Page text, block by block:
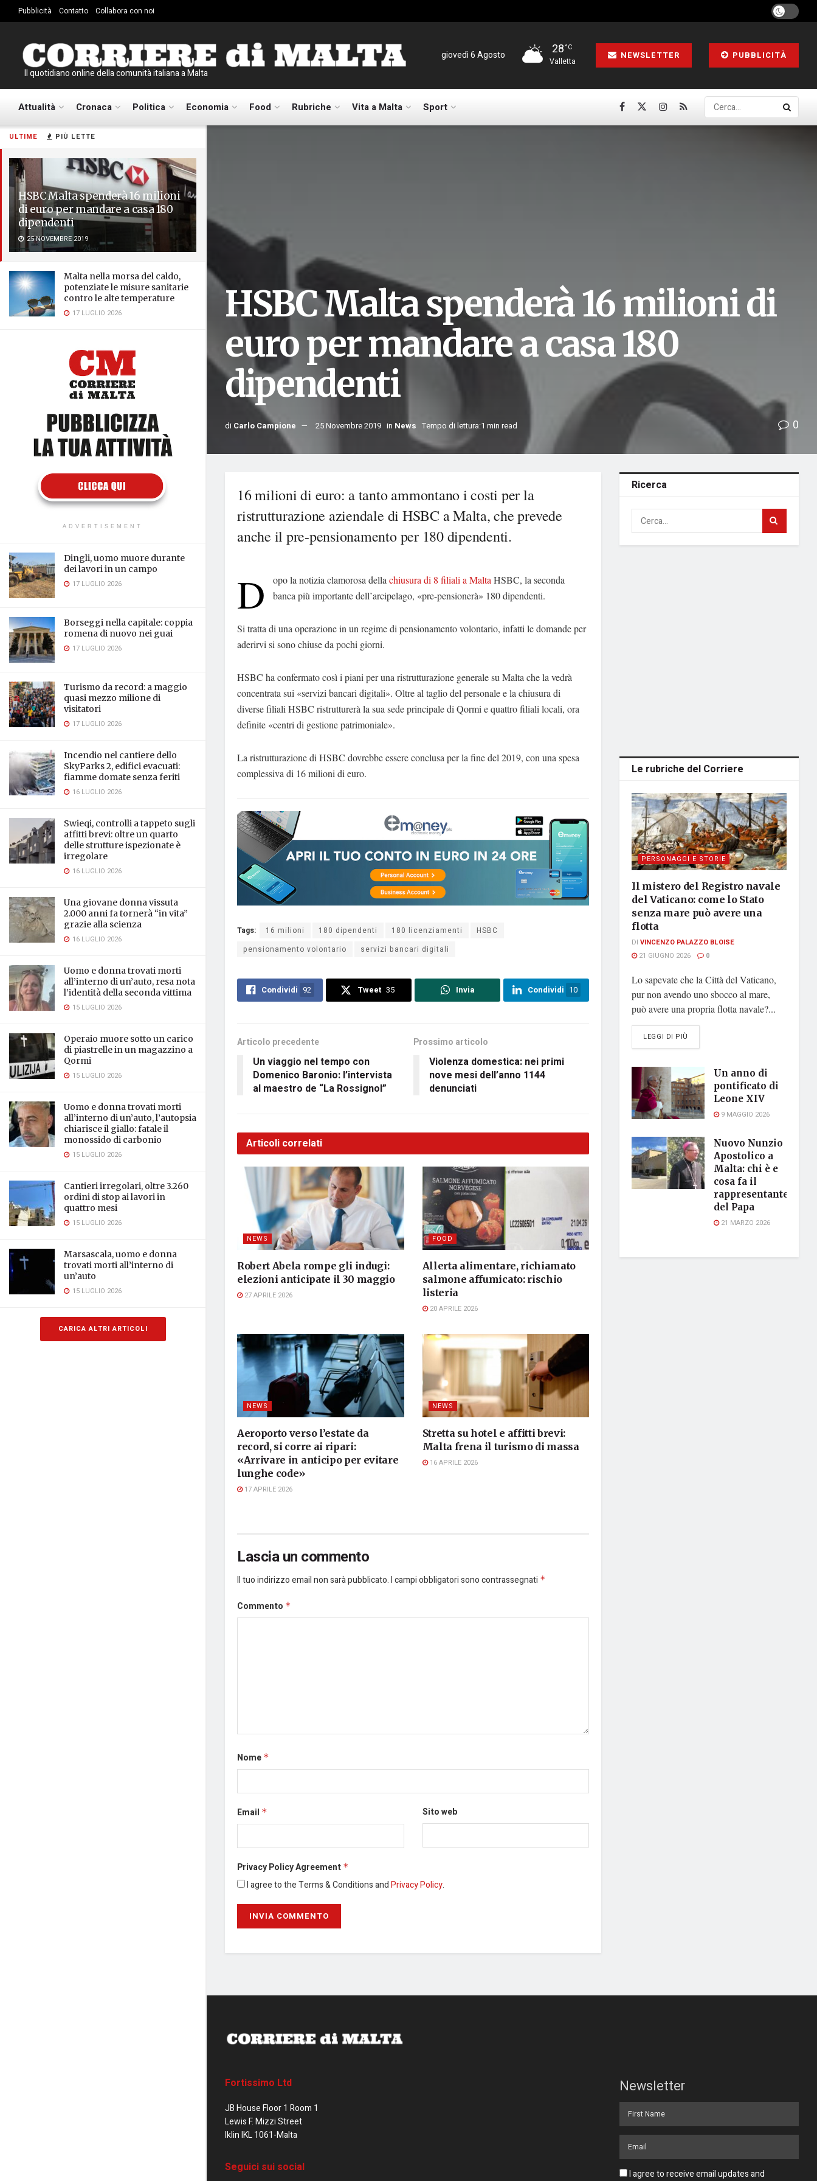
ULTIME PIÙ LETTE
HSBC Malta spenderà 16 milioni
di euro per mandare a casa 180
dipendenti
25 NOVEMBRE 2019
Malta nella morsa del caldo,
potenziate le misure sanitarie
contro le alte temperature
17 LUGLIO 2026
ADVERTISEMENT
Dingli, uomo muore durante
dei lavori in un campo
17 LUGLIO 2026
Borseggi nella capitale: coppia
romena di nuovo nei guai
17 LUGLIO 2026
Turismo da record: a maggio
quasi mezzo milione di
visitatori
17 LUGLIO 2026
Incendio nel cantiere dello
SkyParks 2, edifici evacuati:
fiamme domate senza feriti
16 LUGLIO 2026
Swieqi, controlli a tappeto sugli
affitti brevi: oltre un quarto
delle strutture ispezionate è
irregolare
16 LUGLIO 2026
Una giovane donna vissuta
2.000 anni fa tornerà “in vita”
grazie alla scienza
16 LUGLIO 2026
Uomo e donna trovati morti
all’interno di un’auto, resa nota
l’identità della seconda vittima
15 LUGLIO 2026
Operaio muore sotto un carico
di piastrelle in un magazzino a
Qormi
15 LUGLIO 2026
Uomo e donna trovati morti
all’interno di un’auto, l’autopsia
chiarisce il giallo: fatale il
monossido di carbonio
15 LUGLIO 2026
Cantieri irregolari, oltre 3.260
ordini di stop ai lavori in
quattro mesi
15 LUGLIO 2026
Marsascala, uomo e donna
trovati morti all’interno di
un’auto
15 LUGLIO 2026
CARICA ALTRI ARTICOLI
Pubblicità Contatto Collabora con noi
Il quotidiano online della comunità italiana a Malta
giovedì 6 Agosto 28°C
Valletta
NEWSLETTER PUBBLICITÀ
Attualità Cronaca Politica Economia Food Rubriche Vita a Malta Sport
HSBC Malta spenderà 16 milioni di
euro per mandare a casa 180
dipendenti
di Carlo Campione 25 Novembre 2019 in News Tempo di lettura:1 min read 0
16 milioni di euro: a tanto ammontano i costi per la
ristrutturazione aziendale di HSBC a Malta, che prevede
anche il pre-pensionamento per 180 dipendenti.
D opo la notizia clamorosa della chiusura di 8 filiali a Malta HSBC, la seconda
banca più importante dell’arcipelago, «pre-pensionerà» 180 dipendenti.
Si tratta di una operazione in un regime di pensionamento volontario, infatti le domande per
aderirvi si sono chiuse da pochi giorni.
HSBC ha confermato così i piani per una ristrutturazione generale su Malta che la vedrà
concentrata sui «servizi bancari digitali». Oltre al taglio del personale e la chiusura di
diverse filiali HSBC ristrutturerà la sua sede principale di Qormi e quattro filiali locali, ora
definite «centri di gestione patrimoniale».
La ristrutturazione di HSBC dovrebbe essere conclusa per la fine del 2019, con una spesa
complessiva di 16 milioni di euro.
Tags: 16 milioni 180 dipendenti 180 licenziamenti
HSBC
pensionamento volontario
servizi bancari digitali
Condividi 92 Tweet 35 Invia Condividi 10
Articolo precedente
Un viaggio nel tempo con
Domenico Baronio: l’intervista
al maestro de “La Rossignol”
Prossimo articolo
Violenza domestica: nei primi
nove mesi dell’anno 1144
denunciati
Articoli correlati
NEWS
Robert Abela rompe gli indugi:
elezioni anticipate il 30 maggio
27 APRILE 2026
FOOD
Allerta alimentare, richiamato
salmone affumicato: rischio
listeria
20 APRILE 2026
NEWS
Aeroporto verso l’estate da
record, si corre ai ripari:
«Arrivare in anticipo per evitare
lunghe code»
17 APRILE 2026
NEWS
Stretta su hotel e affitti brevi:
Malta frena il turismo di massa
16 APRILE 2026
Lascia un commento
Il tuo indirizzo email non sarà pubblicato.I campi obbligatori sono contrassegnati *
Commento *
Nome *
Email * Sito web
Privacy Policy Agreement *
I agree to the Terms & Conditions andPrivacy Policy.
Ricerca
Le rubriche del Corriere
PERSONAGGI E STORIE
Il mistero del Registro navale
del Vaticano: come lo Stato
senza mare può avere una
flotta
DI VINCENZO PALAZZO BLOISE
21 GIUGNO 2026
0
Lo sapevate che la Città del Vaticano,
pur non avendo uno sbocco al mare,
può avere una propria flotta navale?...
LEGGI DI PIÙ
Un anno di
pontificato di
Leone XIV
9 MAGGIO 2026
Nuovo Nunzio
Apostolico a
Malta: chi è e
cosa fa il
rappresentante
del Papa
21 MARZO 2026
Fortissimo Ltd
JB House Floor 1 Room 1
Lewis F. Mizzi Street
Iklin IKL 1061-Malta
Seguici sui social
Newsletter
I agree to receive email updates and